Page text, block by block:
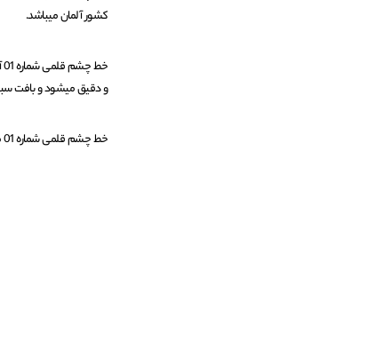
کشور آلمان میباشد.
و دقیق میشود و بافت
خط چشم قلمی شماره 01 مناسب برای چشم های حساس میباشد.